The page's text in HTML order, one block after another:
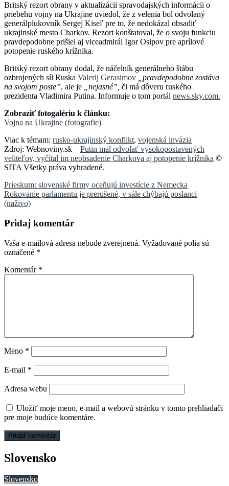
Britský rezort obrany v aktualizácii spravodajských informácii o
priebehu vojny na Ukrajine uviedol, že z velenia bol odvolaný
generálplukovník Sergej Kiseľ pre to, že nedokázal obsadiť
ukrajinské mesto Charkov. Rezort konštatoval, že o svoju funkciu
pravdepodobne prišiel aj viceadmirál Igor Osipov pre aprílové
potopenie ruského krížnika.
Britský rezort obrany dodal, že náčelník generálneho štábu
ozbrojených síl Ruska Valerij Gerasimov
„pravdepodobne zostáva
na svojom poste”, ale je „nejasné”, či má dôveru ruského
prezidenta Vladimira Putina. Informuje o tom portál news.sky.com.
Zobraziť fotogalériu k článku:
Vojna na Ukrajine (fotografie)
Viac k témam: rusko-ukrajinský konflikt, vojenská invázia
Zdroj: Webnoviny.sk – Putin mal odvolať vysokopostavených
veliteľov, vyčítal im neobsadenie Charkova aj potopenie krížnika ©
SITA Všetky práva vyhradené.
Navigácia
v
Prieskum: slovenské firmy oceňujú investície z Nemecka
Rokovanie parlamentu je prerušené, v sále chýbajú poslanci
(naživo)
Pridaj komentár
Vaša e-mailová adresa nebude zverejnená. Vyžadované polia sú
označené *
Komentár *
Meno *
E-mail *
Adresa webu
Uložiť moje meno, e-mail a webovú stránku v tomto prehliadači
pre moje budúce komentáre.
Slovensko
Slovensko